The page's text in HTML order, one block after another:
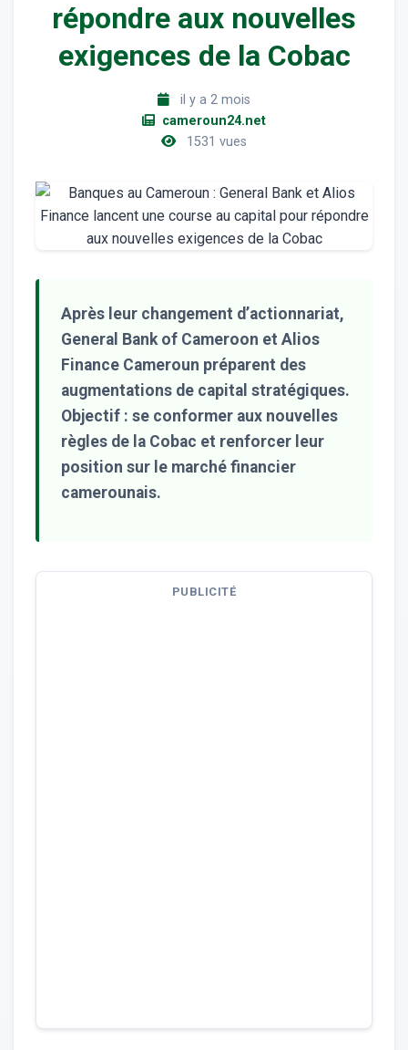
répondre aux nouvelles
exigences de la Cobac
il y a 2 mois
cameroun24.net
1531 vues
Après leur changement d’actionnariat,
General Bank of Cameroon et Alios
Finance Cameroun préparent des
augmentations de capital stratégiques.
Objectif : se conformer aux nouvelles
règles de la Cobac et renforcer leur
position sur le marché financier
camerounais.
PUBLICITÉ